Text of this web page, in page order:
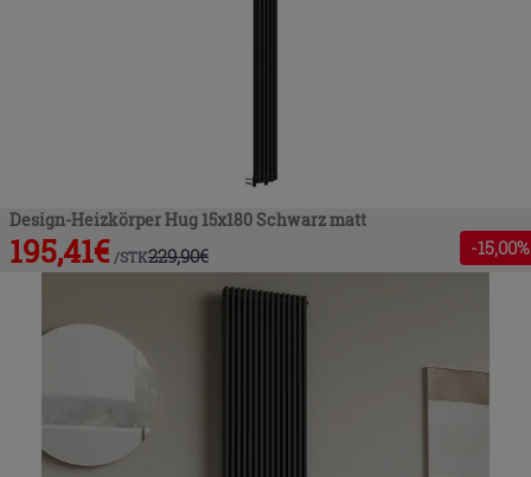
Design-Heizkörper Hug 15x180 Schwarz matt
195,41€ /STK229,90€ -15,00%